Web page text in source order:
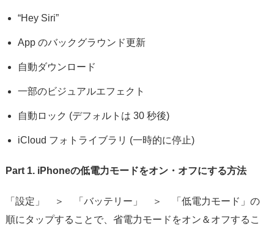
“Hey Siri”
App のバックグラウンド更新
自動ダウンロード
一部のビジュアルエフェクト
自動ロック (デフォルトは 30 秒後)
iCloud フォトライブラリ (一時的に停止)
Part 1. iPhoneの低電力モードをオン・オフにする方法
「設定」 ＞ 「バッテリー」 ＞ 「低電力モード」の
順にタップすることで、省電力モードをオン＆オフするこ